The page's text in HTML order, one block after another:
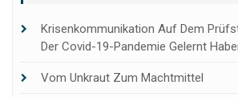
Krisenkommunikation Auf Dem
Der Covid-19-Pandemie Gelernt
Vom Unkraut Zum Machtmittel